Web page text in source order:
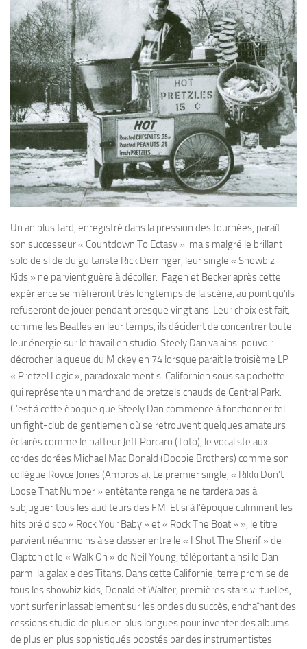
Un an plus tard, enregistré dans la pression des tournées, paraît
son successeur « Countdown To Ectasy ». mais malgré le brillant
solo de slide du guitariste Rick Derringer, leur single « Showbiz
Kids » ne parvient guère à décoller. Fagen et Becker après cette
expérience se méfieront très longtemps de la scène, au point qu’ils
refuseront de jouer pendant presque vingt ans. Leur choix est fait,
comme les Beatles en leur temps, ils décident de concentrer toute
leur énergie sur le travail en studio. Steely Dan va ainsi pouvoir
décrocher la queue du Mickey en 74 lorsque parait le troisième LP
« Pretzel Logic », paradoxalement si Californien sous sa pochette
qui représente un marchand de bretzels chauds de Central Park.
C’est à cette époque que Steely Dan commence à fonctionner tel
un fight-club de gentlemen où se retrouvent quelques amateurs
éclairés comme le batteur Jeff Porcaro (Toto), le vocaliste aux
cordes dorées Michael Mac Donald (Doobie Brothers) comme son
collègue Royce Jones (Ambrosia). Le premier single, « Rikki Don’t
Loose That Number » entêtante rengaine ne tardera pas à
subjuguer tous les auditeurs des FM. Et si à l’époque culminent les
hits pré disco « Rock Your Baby » et « Rock The Boat » », le titre
parvient néanmoins à se classer entre le « I Shot The Sherif » de
Clapton et le « Walk On » de Neil Young, téléportant ainsi le Dan
parmi la galaxie des Titans. Dans cette Californie, terre promise de
tous les showbiz kids, Donald et Walter, premières stars virtuelles,
vont surfer inlassablement sur les ondes du succès, enchaînant des
cessions studio de plus en plus longues pour inventer des albums
de plus en plus sophistiqués boostés par des instrumentistes